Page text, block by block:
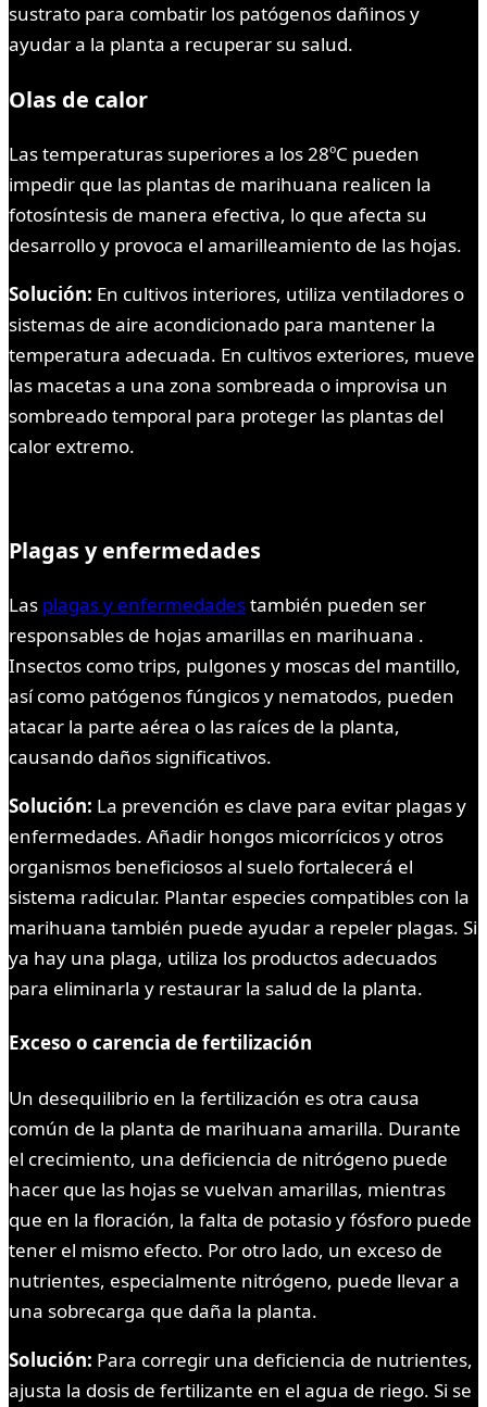
sustrato para combatir los patógenos dañinos y
ayudar a la planta a recuperar su salud.
Olas de calor
Las temperaturas superiores a los 28ºC pueden
impedir que las plantas de marihuana realicen la
fotosíntesis de manera efectiva, lo que afecta su
desarrollo y provoca el amarilleamiento de las hojas.
Solución: En cultivos interiores, utiliza ventiladores o
sistemas de aire acondicionado para mantener la
temperatura adecuada. En cultivos exteriores, mueve
las macetas a una zona sombreada o improvisa un
sombreado temporal para proteger las plantas del
calor extremo.
Plagas y enfermedades
Las plagas y enfermedadestambién pueden ser
responsables de hojas amarillas en marihuana .
Insectos como trips, pulgones y moscas del mantillo,
así como patógenos fúngicos y nematodos, pueden
atacar la parte aérea o las raíces de la planta,
causando daños significativos.
Solución: La prevención es clave para evitar plagas y
enfermedades. Añadir hongos micorrícicos y otros
organismos beneficiosos al suelo fortalecerá el
sistema radicular. Plantar especies compatibles con la
marihuana también puede ayudar a repeler plagas. Si
ya hay una plaga, utiliza los productos adecuados
para eliminarla y restaurar la salud de la planta.
Exceso o carencia de fertilización
Un desequilibrio en la fertilización es otra causa
común de la planta de marihuana amarilla. Durante
el crecimiento, una deficiencia de nitrógeno puede
hacer que las hojas se vuelvan amarillas, mientras
que en la floración, la falta de potasio y fósforo puede
tener el mismo efecto. Por otro lado, un exceso de
nutrientes, especialmente nitrógeno, puede llevar a
una sobrecarga que daña la planta.
Solución: Para corregir una deficiencia de nutrientes,
ajusta la dosis de fertilizante en el agua de riego. Si se